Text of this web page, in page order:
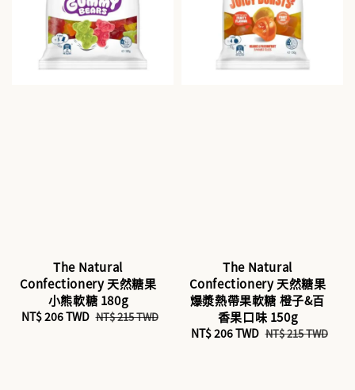
The Natural
Confectionery 天然糖果
小熊軟糖 180g
Sale
NT$ 206 TWD Regular
NT$ 215 TWD
The Natural
Confectionery 天然糖果
爆漿熱帶果軟糖 橙子&百
香果口味 150g
Sale
NT$ 206 TWD Regular
NT$ 215 TWD